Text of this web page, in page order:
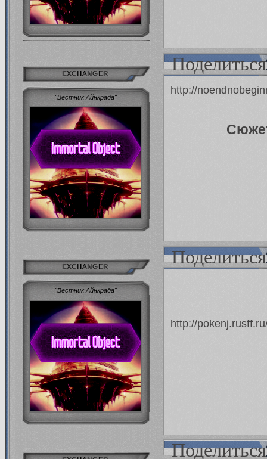
Поделиться
EXCHANGER
"Вестник Айнкрада"
http://
Поделиться
EXCHANGER
"Вестник Айнкрада"
http://
Поделиться